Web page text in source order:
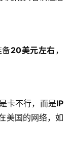
备20美元左右，
卡不行，而是IP
美国的网络，如